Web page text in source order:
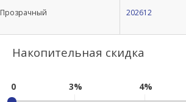
Прозрачный 202612
Накопительная скидка
0 3% 4%